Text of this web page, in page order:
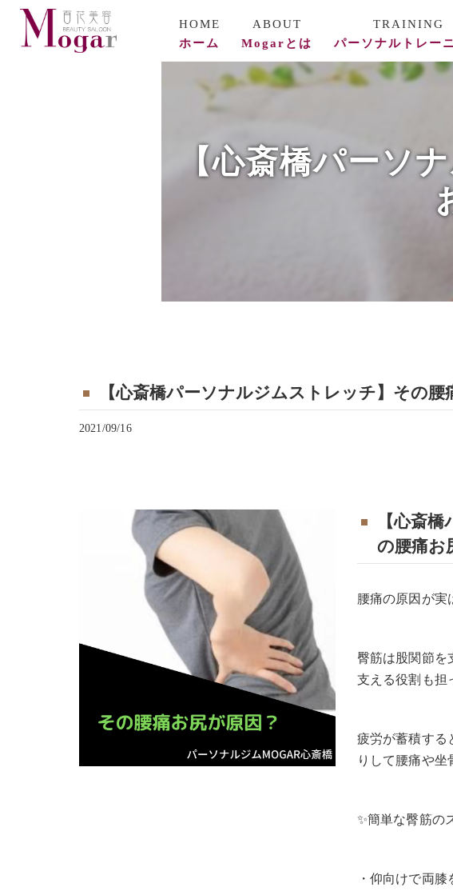
ホーム Mogarとは パーソナルトレー
【心斎橋パーソ
【心斎橋パーソナルジムストレッチ】その腰
2021/09/16
【心斎
の腰痛お
腰痛の原因が実
臀筋は股関節を
支える役割も担
疲労が蓄積する
りして腰痛や坐
✨簡単な臀筋の
・仰向けで両